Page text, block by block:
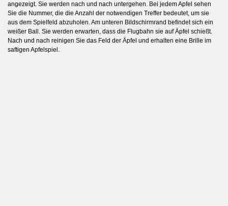
angezeigt. Sie werden nach und nach untergehen. Bei jedem Apfel sehen
Sie die Nummer, die die Anzahl der notwendigen Treffer bedeutet, um sie
aus dem Spielfeld abzuholen. Am unteren Bildschirmrand befindet sich ein
weißer Ball. Sie werden erwarten, dass die Flugbahn sie auf Äpfel schießt.
Nach und nach reinigen Sie das Feld der Äpfel und erhalten eine Brille im
saftigen Apfelspiel.